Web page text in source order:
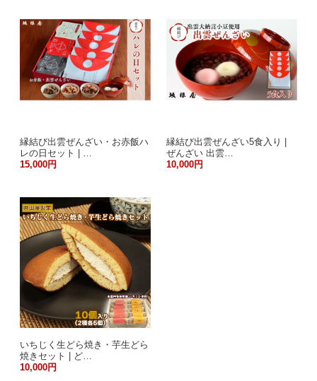
縁結び出雲ぜんざい・お赤飯ハ
レの日セット | …
15,000円
縁結び出雲ぜんざい5食入り |
ぜんざい 出雲…
10,000円
いちじく生どら焼き・芋生どら
焼きセット | ど…
10,000円